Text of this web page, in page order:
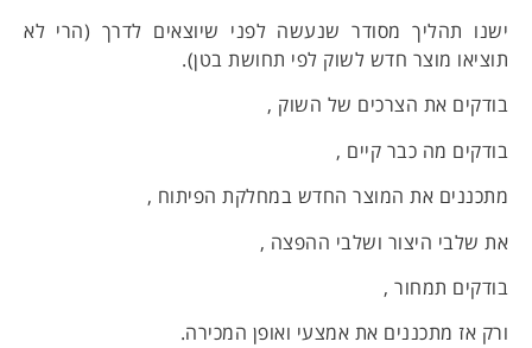
ישנו תהליך מסודר שנעשה לפני שיוצאים לדרך (הרי לא
תוציאו מוצר חדש לשוק לפי תחושת בטן).
בודקים את הצרכים של השוק ,
בודקים מה כבר קיים ,
מתכננים את המוצר החדש במחלקת הפיתוח ,
את שלבי היצור ושלבי ההפצה ,
בודקים תמחור ,
ורק אז מתכננים את אמצעי ואופן המכירה.